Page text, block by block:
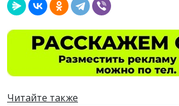
Читайте также